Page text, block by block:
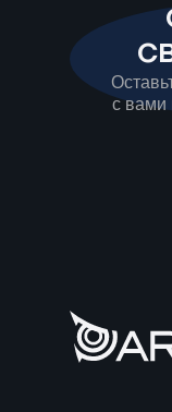
с вами